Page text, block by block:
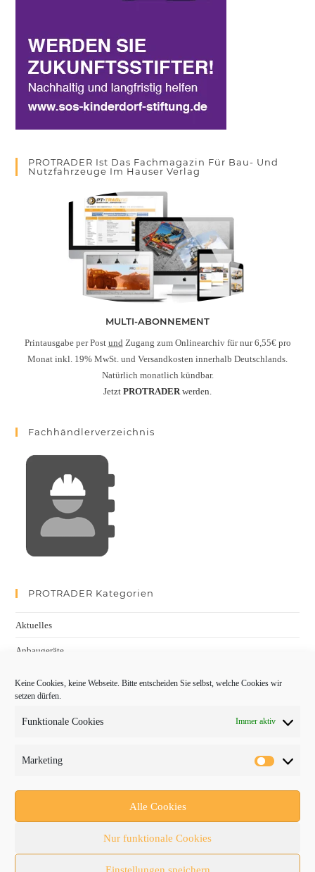
Keine Cookies, keine Webseite. Bitte entscheiden Sie selbst, welche Cookies wir
setzen dürfen.
Funktionale Cookies Immer aktiv
Marketing
Alle Cookies
Nur funktionale Cookies
Einstellungen speichern
PROTRADER Ist Das Fachmagazin Für Bau- Und
Nutzfahrzeuge Im Hauser Verlag
MULTI-ABONNEMENT
Printausgabe per Post und Zugang zum Onlinearchiv für nur 6,55€ pro
Monat inkl. 19% MwSt. und Versandkosten innerhalb Deutschlands.
Natürlich monatlich kündbar.
Jetzt PROTRADERwerden.
Fachhändlerverzeichnis
PROTRADER Kategorien
Aktuelles
Anbaugeräte
Baumaschinen
Fachmessen
Nutzfahrzeuge